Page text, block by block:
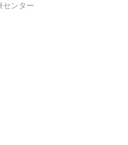
センター